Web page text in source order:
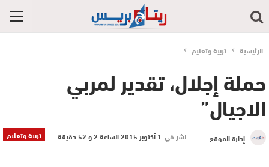
الرئيسية تربية وتعليم
حملة إجلال، تقدير لمربي
الاجيال”
تربية وتعليم إدارة الموقع نشر في 1 أكتوبر 2015 الساعة 2 و 52 دقيقة